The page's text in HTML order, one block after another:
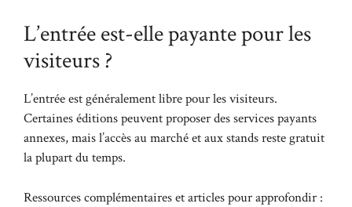
L’entrée est-elle payante pour les
visiteurs ?
L’entrée est généralement libre pour les visiteurs.
Certaines éditions peuvent proposer des services payants
annexes, mais l’accès au marché et aux stands reste gratuit
la plupart du temps.
Ressources complémentaires et articles pour approfondir :